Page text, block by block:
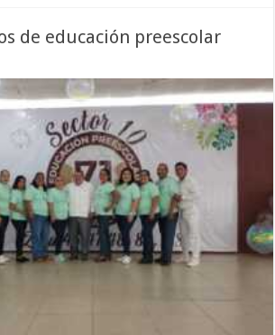
de educación preescolar